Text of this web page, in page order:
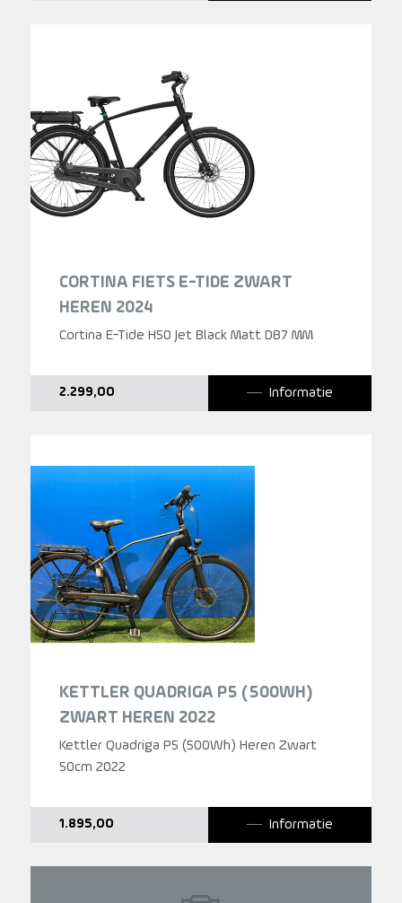
CORTINA FIETS E-TIDE ZWART
HEREN 2024
Cortina E-Tide H50 Jet Black Matt DB7 MM
2.299,00 Informatie
KETTLER QUADRIGA P5 (500WH)
ZWART HEREN 2022
Kettler Quadriga P5 (500Wh) Heren Zwart
50cm 2022
1.895,00 Informatie